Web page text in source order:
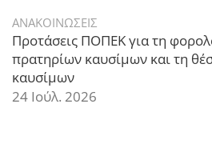
ΑΝΑΚΟΙΝΩΣΕΙΣ
Προτάσεις ΠΟΠΕΚ για τη
πρατηρίων καυσίμων και τη
καυσίμων
24 Ιούλ. 2026